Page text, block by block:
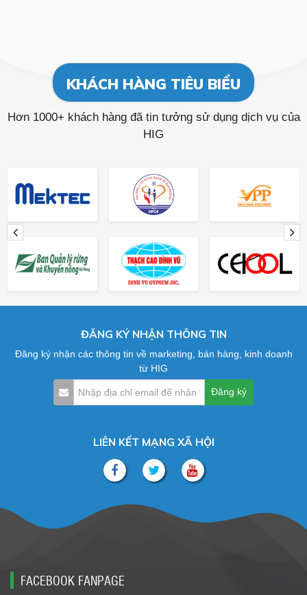
KHÁCH HÀNG TIÊU BIỂU
Hơn 1000+ khách hàng đã tin tưởng sử dụng dịch vụ của
HIG
ĐĂNG KÝ NHẬN THÔNG TIN
Đăng ký nhận các thông tin về marketing, bán hàng, kinh doanh
từ HIG
LIÊN KẾT MẠNG XÃ HỘI
FACEBOOK FANPAGE